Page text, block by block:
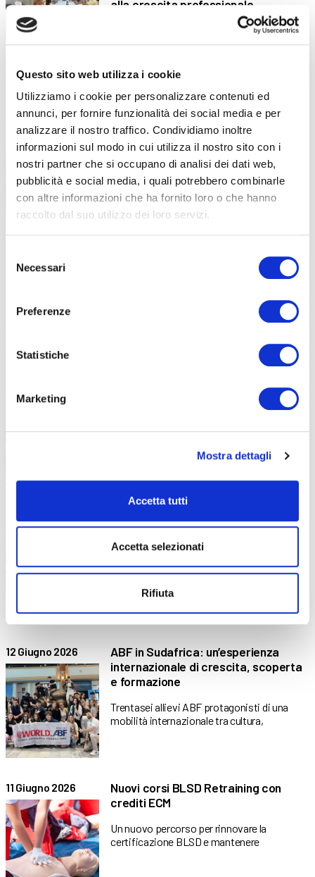
Questo sito web utilizza i cookie
Utilizziamo i cookie per personalizzare contenuti ed
annunci, per fornire funzionalità dei social media e per
analizzare il nostro traffico. Condividiamo inoltre
informazioni sul modo in cui utilizza il nostro sito con i
nostri partner che si occupano di analisi dei dati web,
pubblicità e social media, i quali potrebbero combinarle
con altre informazioni che ha fornito loro o che hanno
raccolto dal suo utilizzo dei loro servizi.
delNecessari
Preferenze
Statistiche
Marketing
Mostra dettagli
Accetta tutti
Accetta selezionati
Rifiuta
alla crescita professionale
Competenze, innovazione e benessere: il
piano formativo che ha accompagnato
16 Luglio 2026
“Stare bene oggi per stare meglio
domani”: la formazione dei docenti
parte dal benessere
Un incontro in collaborazione con LILT
Bergamo all’interno della formazione
Diventa OSS in meno di 6 mesi!
Il Programma FSE+ 2021-2027 ha offerto
nuove possibilità formative e
17 Giugno 2026
investire nelle competenze aziendali
euro per sostenere upskilling
12 Giugno 2026
ABF in Sudafrica: un’esperienza
internazionale di crescita, scoperta
e formazione
Trentasei allievi ABF protagonisti di una
mobilità internazionale tra cultura,
11 Giugno 2026
Nuovi corsi BLSD Retraining con
crediti ECM
Un nuovo percorso per rinnovare la
certificazione BLSD e mantenere